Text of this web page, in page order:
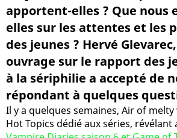
apportent-elles ? Que nous
elles sur les attentes et les
des jeunes ? Hervé
ouvrage sur le rapport des
à la sériphilie a accepté de
répondant à quelques
Il y a quelques semaines, Air of
Hot Topics dédié aux séries, révélant